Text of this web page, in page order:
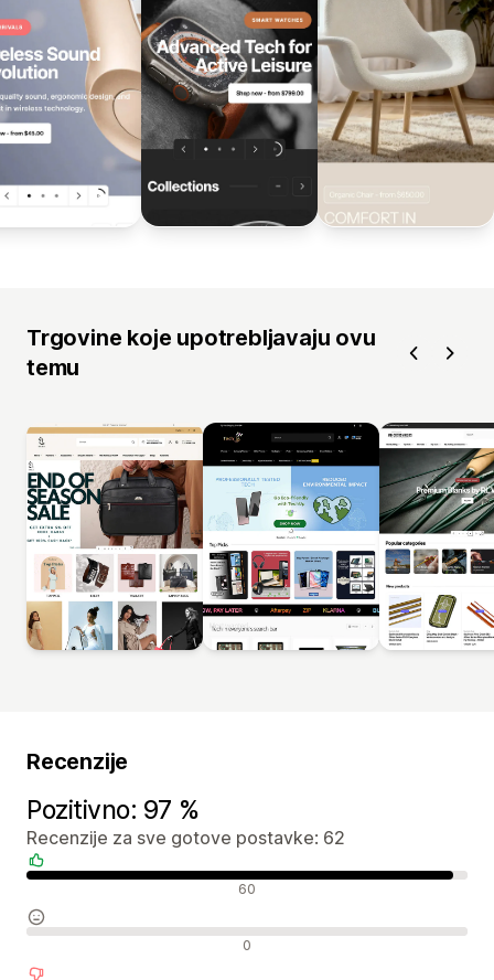
Trgovine koje upotrebljavaju ovu
temu
Recenzije
Pozitivno: 97 %
Recenzije za sve gotove postavke: 62
Pozitivne recenzije 60
Neutralne recenzije 0